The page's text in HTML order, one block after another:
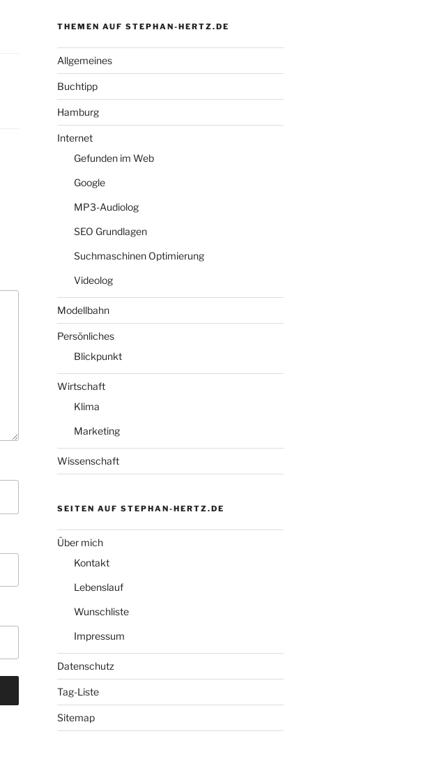
THEMEN AUF STEPHAN-HERTZ.DE
Allgemeines
Buchtipp
Hamburg
Internet
Gefunden im Web
Google
MP3-Audiolog
SEO Grundlagen
Suchmaschinen Optimierung
Videolog
Modellbahn
Persönliches
Blickpunkt
Wirtschaft
Klima
Marketing
Wissenschaft
SEITEN AUF STEPHAN-HERTZ.DE
Über mich
Kontakt
Lebenslauf
Wunschliste
Impressum
Datenschutz
Tag-Liste
Sitemap